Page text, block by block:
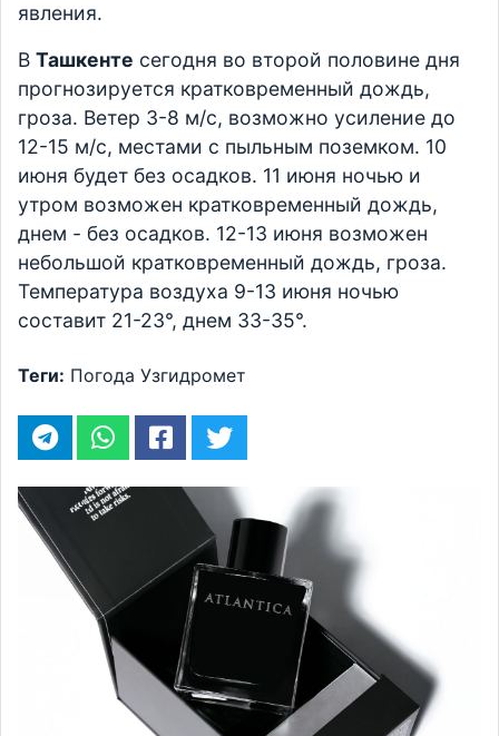
явления.
В Ташкенте сегодня во второй половине дня
прогнозируется кратковременный дождь,
гроза. Ветер 3-8 м/с, возможно усиление до
12-15 м/с, местами с пыльным поземком. 10
июня будет без осадков. 11 июня ночью и
утром возможен кратковременный дождь,
днем - без осадков. 12-13 июня возможен
небольшой кратковременный дождь, гроза.
Температура воздуха 9-13 июня ночью
составит 21-23°, днем 33-35°.
Теги: Погода Узгидромет